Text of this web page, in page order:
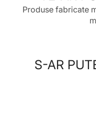
Produse fabricate
S-AR